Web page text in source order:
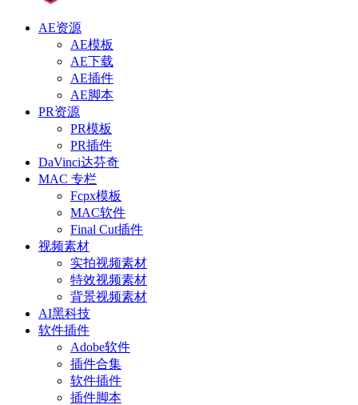
AE资源
AE模板
AE下载
AE插件
AE脚本
PR资源
PR模板
PR插件
DaVinci达芬奇
MAC 专栏
Fcpx模板
MAC软件
Final Cut插件
视频素材
实拍视频素材
特效视频素材
背景视频素材
AI黑科技
软件插件
Adobe软件
插件合集
软件插件
插件脚本